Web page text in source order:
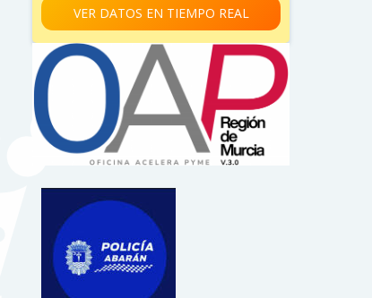
VER DATOS EN TIEMPO REAL